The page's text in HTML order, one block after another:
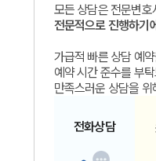
모든 상담은 전문변
전문적으로 진행하기
가급적 빠른 상담 예
예약 시간 준수를 부
만족스러운 상담을
전화상담